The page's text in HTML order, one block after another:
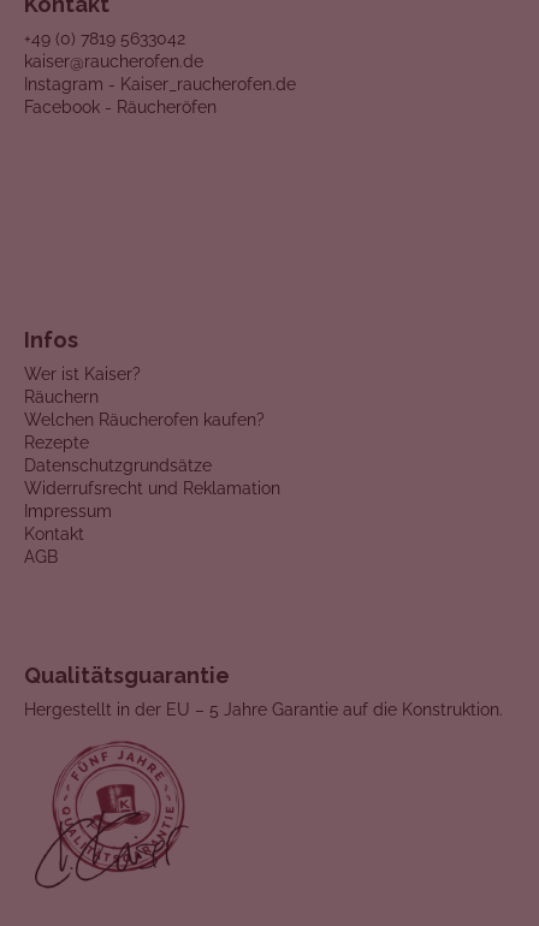
+49 (0) 7819 5633042
kaiser@raucherofen.de
Instagram - Kaiser_raucherofen.de
Facebook - Räucheröfen
Infos
Wer ist Kaiser?
Räuchern
Welchen Räucherofen kaufen?
Rezepte
Datenschutzgrundsätze
Widerrufsrecht und Reklamation
Impressum
Kontakt
AGB
Qualitätsguarantie
Hergestellt in der EU – 5 Jahre Garantie auf die Konstruktion.